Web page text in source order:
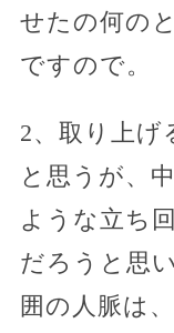
せたの何の
ですので。
2、取り上
と思うが、
ような立ち
だろうと思
囲の人脈は